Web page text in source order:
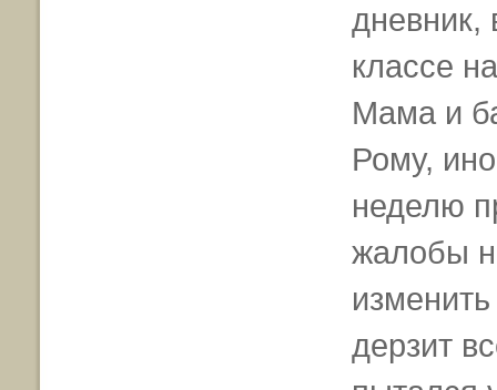
дневник,
классе
Мама и
Рому,
неделю
жалобы
дерзит